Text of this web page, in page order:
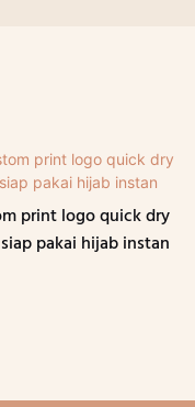
print logo quick dry
pakai hijab instan